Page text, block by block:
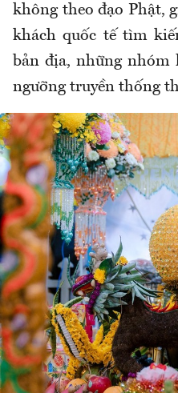
không theo đạo Phật,
khách quốc tế tìm
bản địa, những nhóm
ngưỡng truyền thống